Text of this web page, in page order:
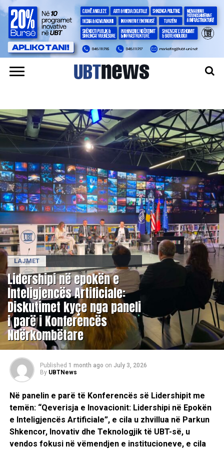
LAJMET
Lidershipi në epokën e
Inteligjencës Artificiale:
Diskutimet kyçe nga paneli
i parë i Konferencës
Ndërkombëtare
Published 1 month ago on July 3, 2026
By UBTNews
Në panelin e parë të Konferencës së Lidershipit me
temën: “Qeverisja e Inovacionit: Lidershipi në Epokën
e Inteligjencës Artificiale”, e cila u zhvillua në Parkun
Shkencor, Inovativ dhe Teknologjik të UBT-së, u
vendos fokusi në vëmendjen e institucioneve, e cila